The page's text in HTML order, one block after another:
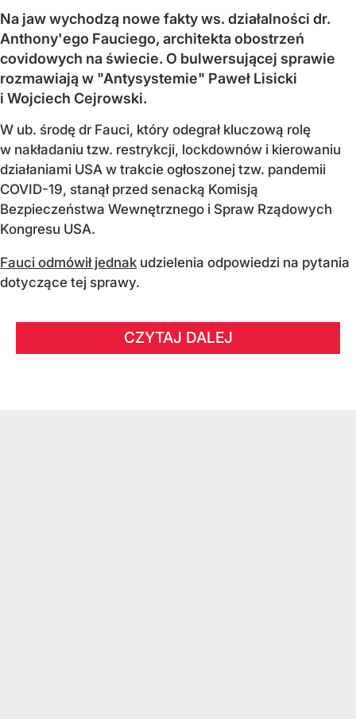
Na jaw wychodzą nowe fakty ws. działalności dr.
Anthony'ego Fauciego, architekta obostrzeń
covidowych na świecie. O bulwersującej sprawie
rozmawiają w "Antysystemie" Paweł Lisicki
i Wojciech Cejrowski.
W ub. środę dr Fauci, który odegrał kluczową rolę
w nakładaniu tzw. restrykcji, lockdownów i kierowaniu
działaniami USA w trakcie ogłoszonej tzw. pandemii
COVID-19, stanął przed senacką Komisją
Bezpieczeństwa Wewnętrznego i Spraw Rządowych
Kongresu USA.
Fauci odmówił jednak udzielenia odpowiedzi na pytania
dotyczące tej sprawy.
CZYTAJ DALEJ